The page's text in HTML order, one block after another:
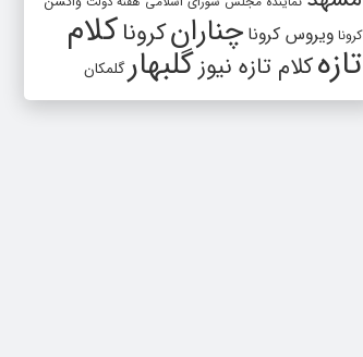
کرونا ویروس کرونا چنارانکروناکلام
تازهکلام تازه نیوزگلبهارگلمکان